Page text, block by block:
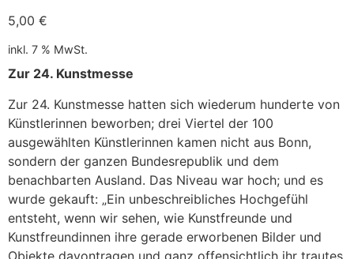
5,00 €
inkl. 7 % MwSt.
Zur 24. Kunstmesse
Zur 24. Kunstmesse hatten sich wiederum hunderte von
Künstlerinnen beworben; drei Viertel der 100
ausgewählten Künstlerinnen kamen nicht aus Bonn,
sondern der ganzen Bundesrepublik und dem
benachbarten Ausland. Das Niveau war hoch; und es
wurde gekauft: „Ein unbeschreibliches Hochgefühl
entsteht, wenn wir sehen, wie Kunstfreunde und
Kunstfreundinnen ihre gerade erworbenen Bilder und
Objekte davontragen und ganz offensichtlich ihr trautes